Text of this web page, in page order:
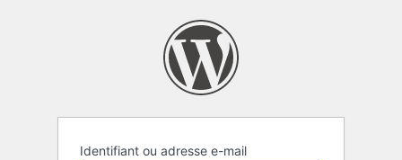
Identifiant ou adresse e-mail